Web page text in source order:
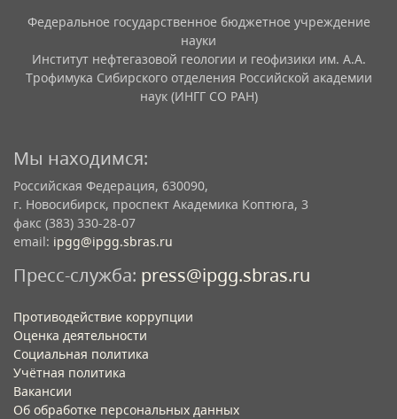
Федеральное государственное бюджетное учреждение
науки
Институт нефтегазовой геологии и геофизики им. А.А.
Трофимука Сибирского отделения Российской академии
наук (ИНГГ СО РАН)
Мы находимся:
Российская Федерация, 630090,
г. Новосибирск, проспект Академика Коптюга, 3
факс (383) 330-28-07
email: ipgg@ipgg.sbras.ru
Пресс-служба: press@ipgg.sbras.ru
Противодействие коррупции
Оценка деятельности
Социальная политика
Учётная политика​
Вакансии​
Об обработке персональных данных​